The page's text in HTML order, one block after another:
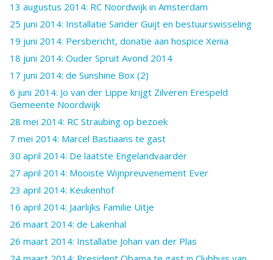
13 augustus 2014: RC Noordwijk in Amsterdam
25 juni 2014: Installatie Sander Guijt en bestuurswisseling
19 juni 2014: Persbericht, donatie aan hospice Xenia
18 juni 2014: Ouder Spruit Avond 2014
17 juni 2014: de Sunshine Box (2)
6 juni 2014: Jo van der Lippe krijgt Zilveren Erespeld
Gemeente Noordwijk
28 mei 2014: RC Straubing op bezoek
7 mei 2014: Marcel Bastiaans te gast
30 april 2014: De laatste Engelandvaarder
27 april 2014: Mooiste Wijnpreuvenement Ever
23 april 2014: Keukenhof
16 april 2014: Jaarlijks Familie Uitje
26 maart 2014: de Lakenhal
26 maart 2014: Installatie Johan van der Plas